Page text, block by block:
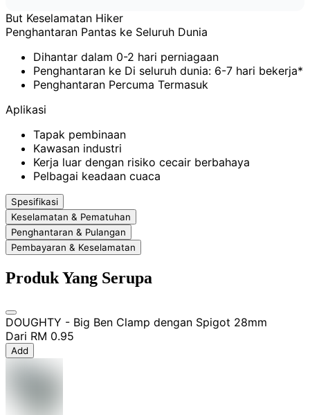
But Keselamatan Hiker
Penghantaran Pantas ke Seluruh Dunia
Dihantar dalam 0-2 hari perniagaan
Penghantaran ke Di seluruh dunia: 6-7 hari bekerja*
Penghantaran Percuma Termasuk
Aplikasi
Tapak pembinaan
Kawasan industri
Kerja luar dengan risiko cecair berbahaya
Pelbagai keadaan cuaca
Spesifikasi
Keselamatan & Pematuhan
Penghantaran & Pulangan
Pembayaran & Keselamatan
Produk Yang Serupa
DOUGHTY - Big Ben Clamp dengan Spigot 28mm
Dari RM 0.95
Add